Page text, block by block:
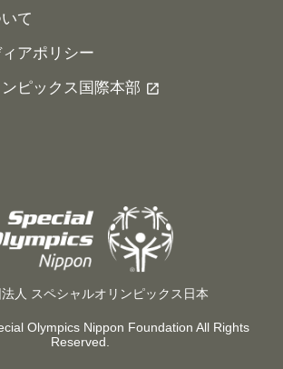
て
アポリシー
ピックス国際本部
人 スペシャルオリンピックス日本
Olympics Nippon Foundation All Rights
Reserved.